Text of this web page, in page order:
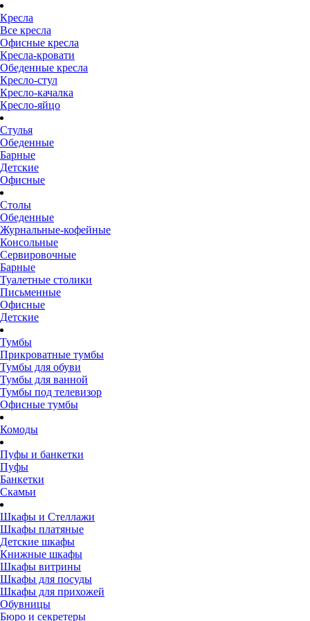
Кресла
Все кресла
Офисные кресла
Кресла-кровати
Обеденные кресла
Кресло-стул
Кресло-качалка
Кресло-яйцо
Стулья
Обеденные
Барные
Детские
Офисные
Столы
Обеденные
Журнальные-кофейные
Консольные
Сервировочные
Барные
Туалетные столики
Письменные
Офисные
Детские
Тумбы
Прикроватные тумбы
Тумбы для обуви
Тумбы для ванной
Тумбы под телевизор
Офисные тумбы
Комоды
Пуфы и банкетки
Пуфы
Банкетки
Скамьи
Шкафы и Стеллажи
Шкафы платяные
Детские шкафы
Книжные шкафы
Шкафы витрины
Шкафы для посуды
Шкафы для прихожей
Обувницы
Бюро и секретеры